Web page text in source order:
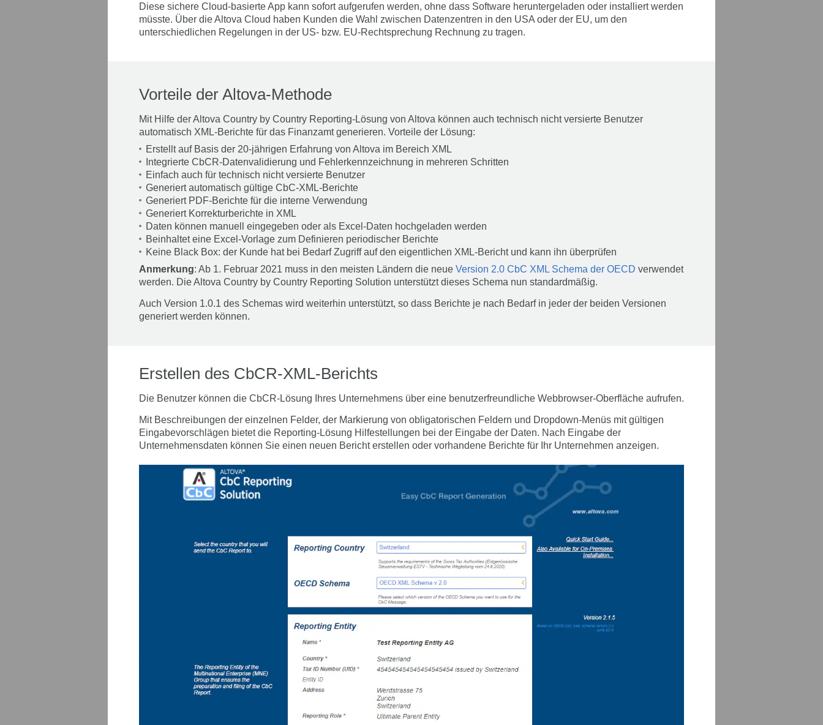
Diese sichere Cloud-basierte App kann sofort aufgerufen werden, ohne dass Software heruntergeladen oder installiert werden
müsste. Über die Altova Cloud haben Kunden die Wahl zwischen Datenzentren in den USA oder der EU, um den
unterschiedlichen Regelungen in der US- bzw. EU-Rechtsprechung Rechnung zu tragen.
Vorteile der Altova-Methode
Mit Hilfe der Altova Country by Country Reporting-Lösung von Altova können auch technisch nicht versierte Benutzer
automatisch XML-Berichte für das Finanzamt generieren. Vorteile der Lösung:
Erstellt auf Basis der 20-jährigen Erfahrung von Altova im Bereich XML
Integrierte CbCR-Datenvalidierung und Fehlerkennzeichnung in mehreren Schritten
Einfach auch für technisch nicht versierte Benutzer
Generiert automatisch gültige CbC-XML-Berichte
Generiert PDF-Berichte für die interne Verwendung
Generiert Korrekturberichte in XML
Daten können manuell eingegeben oder als Excel-Daten hochgeladen werden
Beinhaltet eine Excel-Vorlage zum Definieren periodischer Berichte
Keine Black Box: der Kunde hat bei Bedarf Zugriff auf den eigentlichen XML-Bericht und kann ihn überprüfen
Anmerkung: Ab 1. Februar 2021 muss in den meisten Ländern die neue Version 2.0 CbC XML Schema der OECD verwendet
werden. Die Altova Country by Country Reporting Solution unterstützt dieses Schema nun standardmäßig.
Auch Version 1.0.1 des Schemas wird weiterhin unterstützt, so dass Berichte je nach Bedarf in jeder der beiden Versionen
generiert werden können.
Erstellen des CbCR-XML-Berichts
Die Benutzer können die CbCR-Lösung Ihres Unternehmens über eine benutzerfreundliche Webbrowser-Oberfläche aufrufen.
Mit Beschreibungen der einzelnen Felder, der Markierung von obligatorischen Feldern und Dropdown-Menüs mit gültigen
Eingabevorschlägen bietet die Reporting-Lösung Hilfestellungen bei der Eingabe der Daten. Nach Eingabe der
Unternehmensdaten können Sie einen neuen Bericht erstellen oder vorhandene Berichte für Ihr Unternehmen anzeigen.